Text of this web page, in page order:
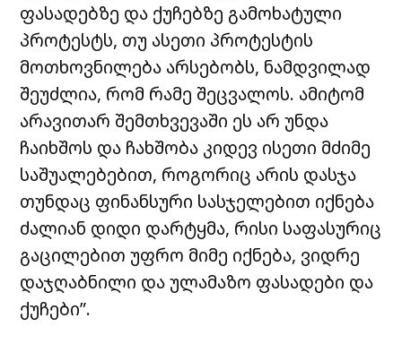
ფასადებზე და ქუჩებზე გამოხატული
პროტესტს, თუ ასეთი პროტესტის
მოთხოვნილება არსებობს, ნამდვილად
შეუძლია, რომ რამე შეცვალოს. ამიტომ
არავითარ შემთხვევაში ეს არ უნდა
ჩაიხშოს და ჩახშობა კიდევ ისეთი მძიმე
საშუალებებით, როგორიც არის დასჯა
თუნდაც ფინანსური სასჯელებით იქნება
ძალიან დიდი დარტყმა, რისი საფასურიც
გაცილებით უფრო მიმე იქნება, ვიდრე
დაჯღაბნილი და ულამაზო ფასადები და
ქუჩები”.